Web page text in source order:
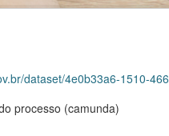
dataset/4e0b33a6-1510-
processo (camunda)